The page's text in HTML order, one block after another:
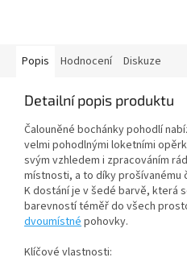
Popis Hodnocení Diskuze
Detailní popis produktu
Čalouněné bochánky pohodlí
velmi pohodlnými loketními
svým vzhledem i zpracováním
místnosti, a to díky prošívanému
K dostání je v šedé barvě, která
barevností téměř do všech
dvoumístnépohovky.
Klíčové vlastnosti: